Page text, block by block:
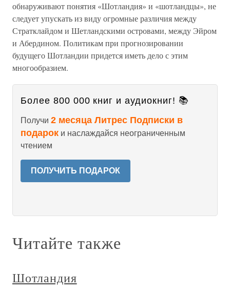
обнаруживают понятия «Шотландия» и «шотландцы», не
следует упускать из виду огромные различия между
Стратклайдом и Шетландскими островами, между Эйром
и Абердином. Политикам при прогнозировании
будущего Шотландии придется иметь дело с этим
многообразием.
Более 800 000 книг и аудиокниг! 📚
Получи 2 месяца Литрес Подписки в
подарок и наслаждайся неограниченным
чтением
ПОЛУЧИТЬ ПОДАРОК
Читайте также
Шотландия